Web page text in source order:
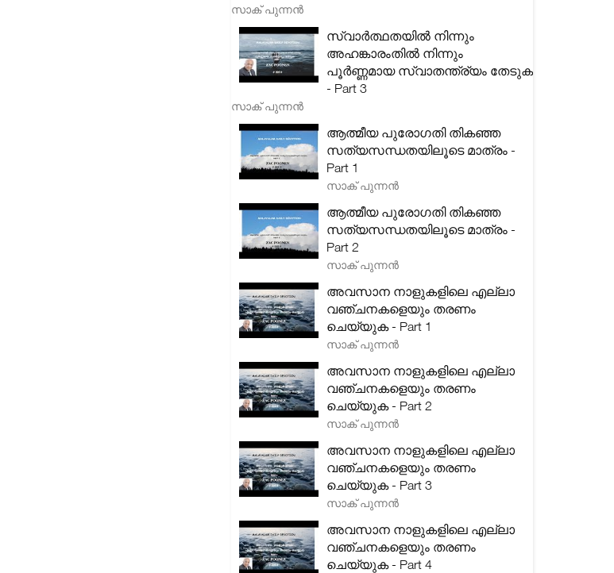
സാക് പുന്നൻ
സ്വാർത്ഥതയിൽ നിന്നും
അഹങ്കാരംതിൽ നിന്നും
പൂർണ്ണമായ സ്വാതന്ത്ര്യം തേടുക
- Part 3
സാക് പുന്നൻ
ആത്മീയ പുരോഗതി തികഞ്ഞ
സത്യസന്ധതയിലൂടെ മാത്രം -
Part 1
സാക് പുന്നൻ
ആത്മീയ പുരോഗതി തികഞ്ഞ
സത്യസന്ധതയിലൂടെ മാത്രം -
Part 2
സാക് പുന്നൻ
അവസാന നാളുകളിലെ എല്ലാ
വഞ്ചനകളെയും തരണം
ചെയ്യുക - Part 1
സാക് പുന്നൻ
അവസാന നാളുകളിലെ എല്ലാ
വഞ്ചനകളെയും തരണം
ചെയ്യുക - Part 2
സാക് പുന്നൻ
അവസാന നാളുകളിലെ എല്ലാ
വഞ്ചനകളെയും തരണം
ചെയ്യുക - Part 3
സാക് പുന്നൻ
അവസാന നാളുകളിലെ എല്ലാ
വഞ്ചനകളെയും തരണം
ചെയ്യുക - Part 4